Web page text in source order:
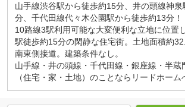
山手線渋谷駅から徒歩約15分、井の頭線神
分、千代田線代々木公園駅から徒歩約13分！
10路線3駅利用可能な大変便利な立地に位置
駅徒歩約15分の閑静な住宅街。土地面積約
南東側接道。建築条件なし。
山手線・井の頭線・千代田線・銀座線・半蔵
（住宅・家・土地）のことならリードホーム